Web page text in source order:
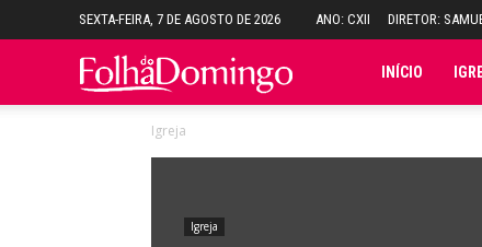
SEXTA-FEIRA, 7 DE AGOSTO DE 2026 ANO: CXII DIRETOR:
Folha INÍCIO
Igreja
Igreja